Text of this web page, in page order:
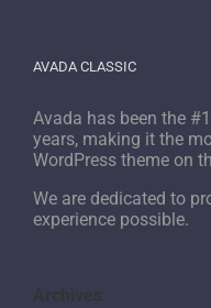
AVADA CLASSIC
Avada has been the
years, making it the
WordPress theme on
We are dedicated to
experience possible.
Archives